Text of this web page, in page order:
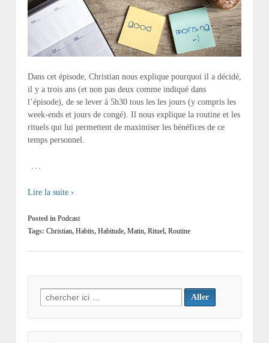
Dans cet épisode, Christian nous explique pourquoi il a décidé,
il y a trois ans (et non pas deux comme indiqué dans
l’épisode), de se lever à 5h30 tous les les jours (y compris les
week-ends et jours de congé). Il nous explique la routine et les
rituels qui lui permettent de maximiser les bénéfices de ce
temps personnel.
…
Lire la suite ›
Posted in Podcast
Tags: Christian, Habits, Habitude, Matin, Rituel, Routine
Search
for: